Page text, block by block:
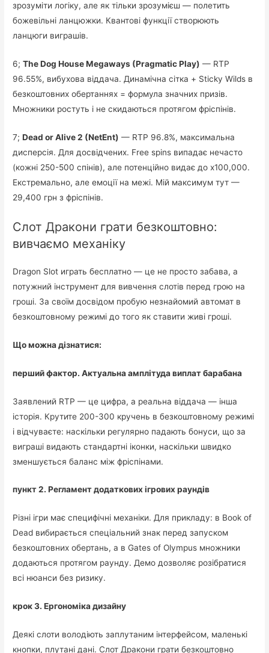
зрозуміти логіку, але як тільки зрозумієш — полетить
божевільні ланцюжки. Квантові функції створюють
ланцюги виграшів.
6;The Dog House Megaways (Pragmatic Play) — RTP
96.55%, вибухова віддача. Динамічна сітка + Sticky Wilds в
безкоштовних обертаннях = формула значних призів.
Множники ростуть і не скидаються протягом фріспінів.
7;Dead or Alive 2 (NetEnt) — RTP 96.8%, максимальна
дисперсія. Для досвідчених. Free spins випадає нечасто
(кожні 250-500 спінів), але потенційно видає до x100,000.
Екстремально, але емоції на межі. Мій максимум тут —
29,400 грн з фріспінів.
Слот Дракони грати безкоштовно:
вивчаємо механіку
Dragon Slot играть бесплатно — це не просто забава, а
потужний інструмент для вивчення слотів перед грою на
гроші. За своїм досвідом пробую незнайомий автомат в
безкоштовному режимі до того як ставити живі гроші.
Що можна дізнатися:
перший фактор. Актуальна амплітуда виплат барабана
Заявлений RTP — це цифра, а реальна віддача — інша
історія. Крутите 200-300 кручень в безкоштовному режимі
і відчуваєте: наскільки регулярно падають бонуси, що за
виграші видають стандартні іконки, наскільки швидко
зменшується баланс між фріспінами.
пункт 2. Регламент додаткових ігрових раундів
Різні ігри має специфічні механіки. Для прикладу: в Book of
Dead вибирається спеціальний знак перед запуском
безкоштовних обертань, а в Gates of Olympus множники
додаються протягом раунду. Демо дозволяє розібратися
всі нюанси без ризику.
крок 3. Ергономіка дизайну
Деякі слоти володіють заплутаним інтерфейсом, маленькі
кнопки, плутані дані. Слот Дракони грати безкоштовно